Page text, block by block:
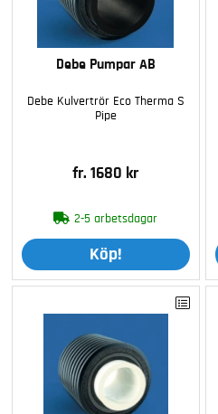
Debe Pumpar AB
Debe Kulvertrör Eco Therma S
Pipe
fr. 1680 kr
2-5 arbetsdagar
Köp!